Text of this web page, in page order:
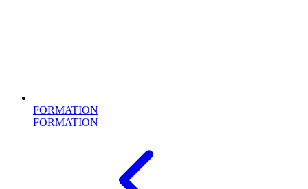
FORMATION
FORMATION